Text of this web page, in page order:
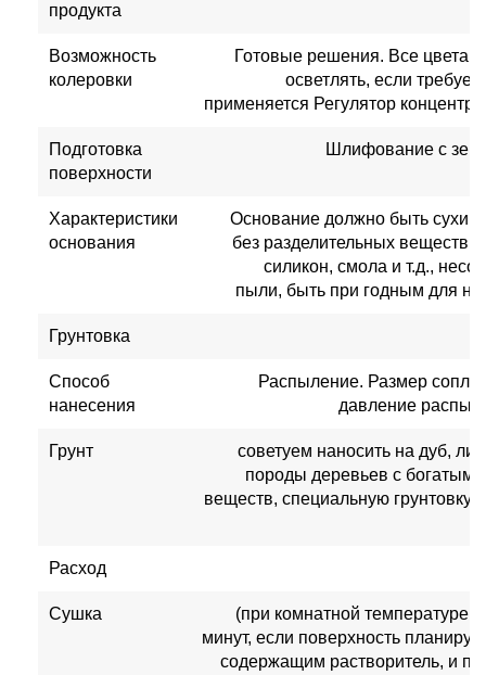
продукта
Возможность
колеровки
Готовые решения. Все цвета
осветлять, если
применяется Регулятор
Подготовка
поверхности
Шлифование с
Характеристики
основания
Основание должно быть
без разделительных веществ,
силикон, смола и т.д.,
пыли, быть при годным для
Грунтовка
Способ
нанесения
Распыление. Размер сопла
давление
Грунт
советуем наносить на дуб,
породы деревьев с богатым
веществ, специальную грунтовку
Расход
Сушка
(при комнатной температуре
минут, если поверхность
содержащим растворитель, и